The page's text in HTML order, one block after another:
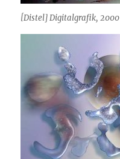
[Distel] Digitalgrafik, 2000